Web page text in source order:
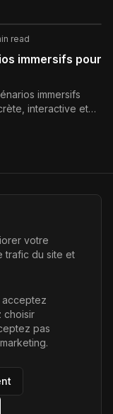
et conseils pour
read
immersifs pour
immersifs
interactive et
vous aidant à
votre
trafic du site et
acceptez
choisir
pas